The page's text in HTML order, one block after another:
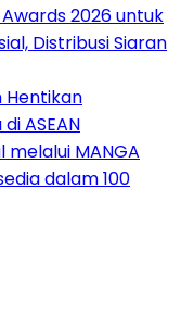
2026 untuk
Distribusi Siaran
Hentikan
ASEAN
melalui MANGA
dalam 100